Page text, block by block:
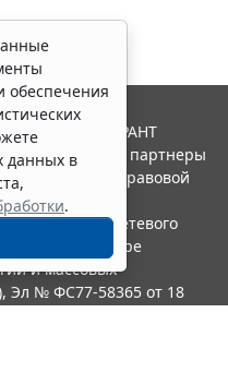
обеспечения
данных в
.
Система ГАРАНТ
"Гарант" и ее партнеры
ассоциации правовой
в качестве сетевого
надзору в сфере
и массовых
Эл № ФС77-58365 от 18